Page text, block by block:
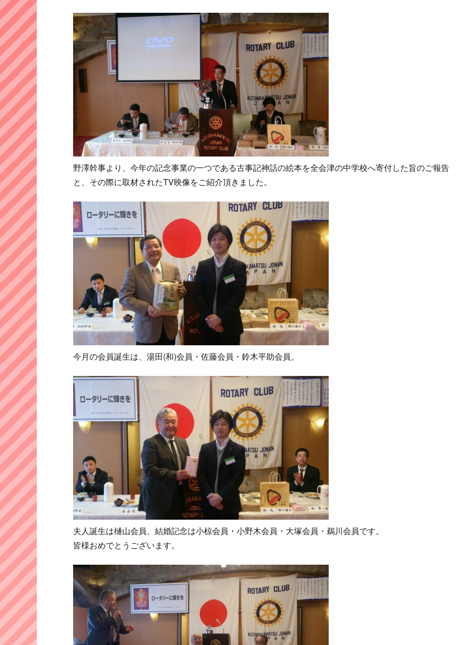
野澤幹事より、今年の記念事業の一つである古事記神話の絵本を全会津の中学校へ寄付した旨のご報告
と、その際に取材されたTV映像をご紹介頂きました。
今月の会員誕生は、湯田(和)会員・佐藤会員・鈴木平助会員。
夫人誕生は樋山会員、結婚記念は小椋会員・小野木会員・大塚会員・鵜川会員です。
皆様おめでとうございます。